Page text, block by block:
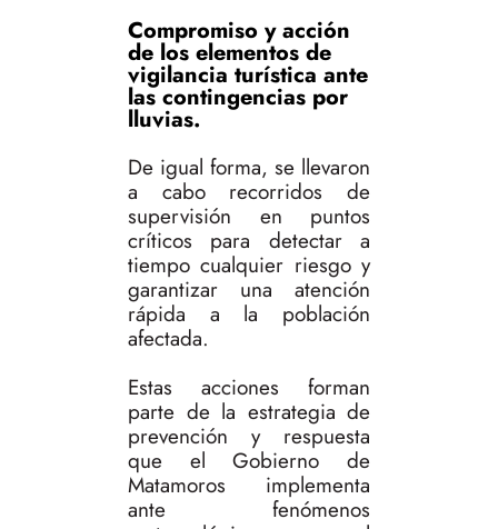
Compromiso y acción
de los elementos de
vigilancia turística ante
las contingencias por
lluvias.
De igual forma, se llevaron
a cabo recorridos de
supervisión en puntos
críticos para detectar a
tiempo cualquier riesgo y
garantizar una atención
rápida a la población
afectada.
Estas acciones forman
parte de la estrategia de
prevención y respuesta
que el Gobierno de
Matamoros implementa
ante fenómenos